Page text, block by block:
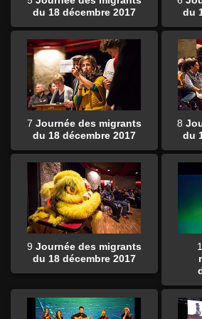
du 18 décembre 2017
du
7 Journée des migrants
du 18 décembre 2017
8
du
9 Journée des migrants
du 18 décembre 2017